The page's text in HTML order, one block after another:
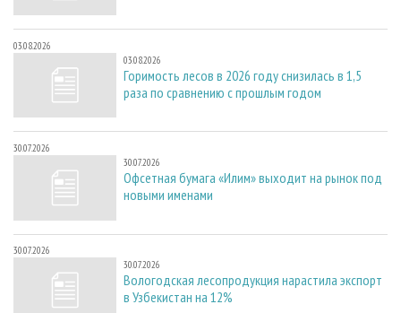
03.08.2026
03.08.2026
Горимость лесов в 2026 году снизилась в 1,5
раза по сравнению с прошлым годом
30.07.2026
30.07.2026
Офсетная бумага «Илим» выходит на рынок под
новыми именами
30.07.2026
30.07.2026
Вологодская лесопродукция нарастила экспорт
в Узбекистан на 12%